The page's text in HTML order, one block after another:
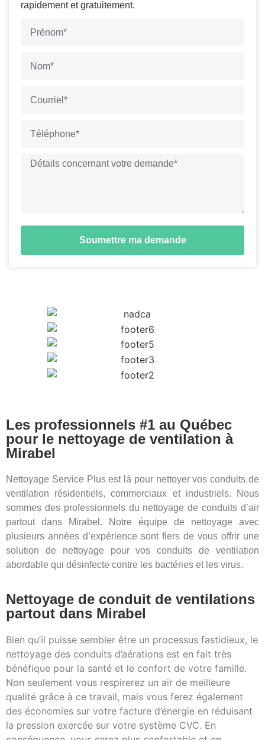
rapidement et gratuitement.
Soumettre ma demande
Les professionnels #1 au Québec
pour le nettoyage de ventilation à
Mirabel
Nettoyage Service Plus est là pour nettoyer vos conduits de
ventilation résidentiels, commerciaux et industriels. Nous
sommes des professionnels du nettoyage de conduits d’air
partout dans Mirabel. Notre équipe de nettoyage avec
plusieurs années d’expérience sont fiers de vous offrir une
solution de nettoyage pour vos conduits de ventilation
abordable qui désinfecte contre les bactéries et les virus.
Nettoyage de conduit de ventilations
partout dans Mirabel
Bien qu’il puisse sembler être un processus fastidieux, le
nettoyage des conduits d’aérations est en fait très
bénéfique pour la santé et le confort de votre famille.
Non seulement vous respirerez un air de meilleure
qualité grâce à ce travail, mais vous ferez également
des économies sur votre facture d’énergie en réduisant
la pression exercée sur votre système CVC. En